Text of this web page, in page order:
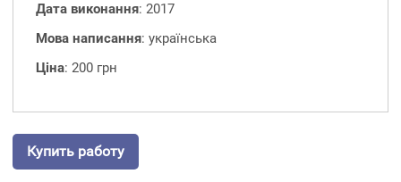
Дата виконання: 2017
Мова написання: українська
Ціна: 200 грн
Купить работу